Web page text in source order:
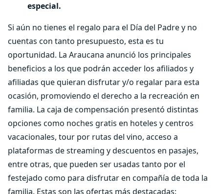
especial.
Si aún no tienes el regalo para el Día del Padre y no
cuentas con tanto presupuesto, esta es tu
oportunidad. La Araucana anunció los principales
beneficios a los que podrán acceder los afiliados y
afiliadas que quieran disfrutar y/o regalar para esta
ocasión, promoviendo el derecho a la recreación en
familia. La caja de compensación presentó distintas
opciones como noches gratis en hoteles y centros
vacacionales, tour por rutas del vino, acceso a
plataformas de streaming y descuentos en pasajes,
entre otras, que pueden ser usadas tanto por el
festejado como para disfrutar en compañía de toda la
familia. Estas son las ofertas más destacadas: